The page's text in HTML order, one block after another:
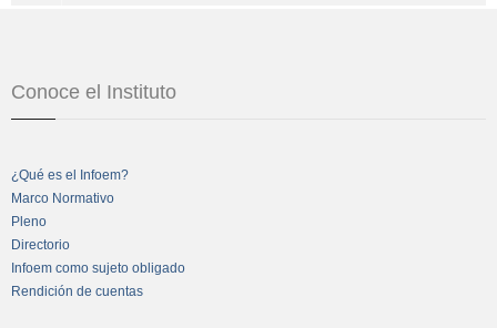
Conoce el Instituto
¿Qué es el Infoem?
Marco Normativo
Pleno
Directorio
Infoem como sujeto obligado
Rendición de cuentas